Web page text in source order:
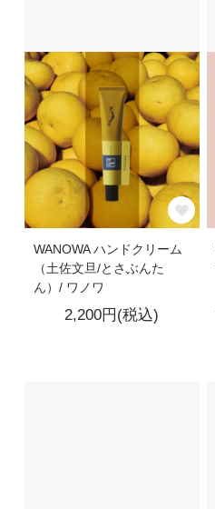
WANOWA ハンドクリーム
（土佐文旦/とさぶんた
ん）/ ワノワ
2,200円(税込)